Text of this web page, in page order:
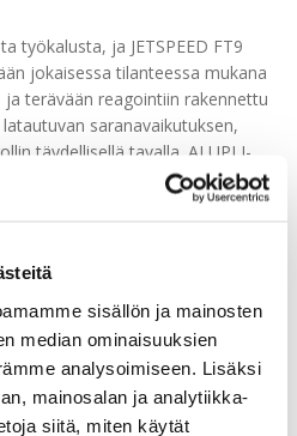
sisällön ja mainosten
median ominaisuuksien
analysoimiseen. Lisäksi
mainosalan ja analytiikka-
siitä, miten käytät
työkalusta, ja JETSPEED FT9
jokaisessa tilanteessa mukana
ja terävään reagointiin rakennettu
saranavaikutuksen,
täydellisellä tavalla. ALUPLI-
säilyttäen keveyden ja
“R”-geometria yhdessä FT
tasaisella
ja tarkalla laukauksella.